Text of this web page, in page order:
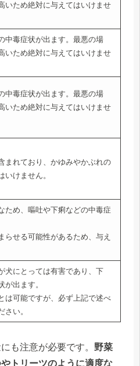
いため絶対に与えてはいけませ
中毒症状が出ます。最悪の場
いため絶対に与えてはいけませ
中毒症状が出ます。最悪の場
いため絶対に与えてはいけませ
まれており、かゆみやかぶれの
いけません。
ため、嘔吐や下痢などの中毒症
らせる可能性があるため、与え
犬にとっては有害であり、下
が出ます。
は可能ですが、必ず上記で述べ
さい。
も注意が必要です。 野菜
トリーツのように適度な